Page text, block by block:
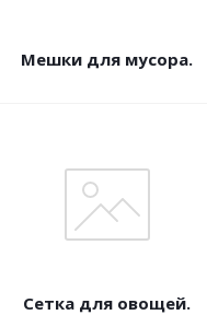
Мешки для мусора.
Сетка для овощей.